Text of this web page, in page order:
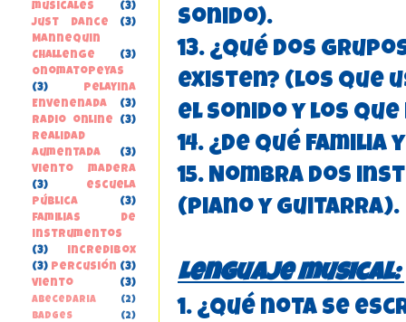
sonido).
13. ¿Qué dos
existen? (los que
el sonido y los
14. ¿De qué
15. Nombra dos
(piano y guitarra).
Lenguaje musical:
1. ¿Qué nota se
musicales
(3)
Just Dance
(3)
Mannequin
Challenge
(3)
Onomatopeyas
(3)
Pelayina
Envenenada
(3)
Radio online
(3)
Realidad
Aumentada
(3)
Viento madera
(3)
escuela
pública
(3)
familias de
instrumentos
(3)
incredibox
(3) percusión (3)
viento
(3)
Abecedaria
(2)
Badges
(2)